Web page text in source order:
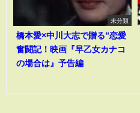
未分類
橋本愛×中川大志で贈る”恋愛
奮闘記！映画『早乙女カナコ
の場合は』予告編